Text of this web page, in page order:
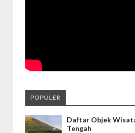
POPULER
Daftar Objek
Tengah